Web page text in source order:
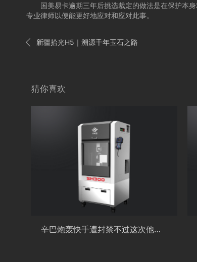
国美易卡逾期三年后挑选裁定的做法是在保护本身
专业律师以便能更好地应对和应对此事。
 新疆拾光H5｜溯源千年玉石之路
猜你喜欢
辛巴炮轰快手遭封禁不过这次他说的真有道理